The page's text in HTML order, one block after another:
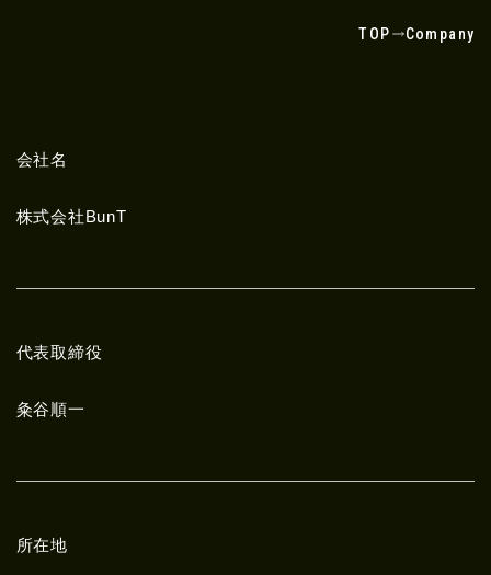
TOP Company
会社名
株式会社BunT
代表取締役
粂谷順一
所在地